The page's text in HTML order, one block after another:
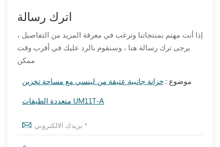
اترك رسالة
إذا أنت مهتم بمنتجاتنا وترغب في معرفة المزيد من التفاصيل ،
يرجى ترك رسالة هنا ، وسنقوم بالرد عليك في أقرب وقت
ممكن
موضوع : خزانة جانبية عتيقة من لينسي مع مساحة تخزين
متعددة الطبقات UM11T-A